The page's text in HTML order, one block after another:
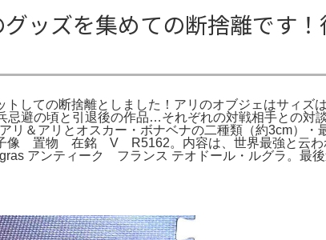
ッズを集めての断捨離です
しての断捨離としました！アリのオブジェはサィズ
避の頃と引退後の作品…それぞれの対戦相手との対
アリとオスカー・ボナベナの二種類（約3cm）・
像 置物 在銘 V R5162。内容は、世界最強と云わ
アンティーク フランス テオドール・ルグラ。最